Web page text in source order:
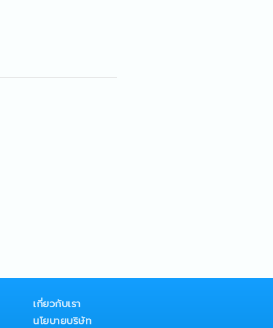
เกี่ยวกับเรา
นโยบายบริษัท